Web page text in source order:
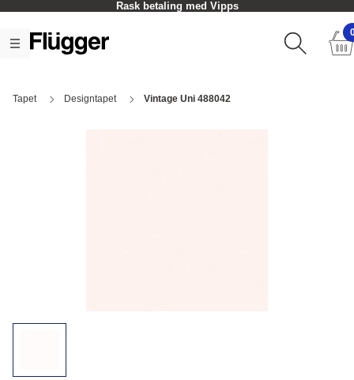
Rask betaling med Vipps
Tapet Designtapet Vintage Uni 488042